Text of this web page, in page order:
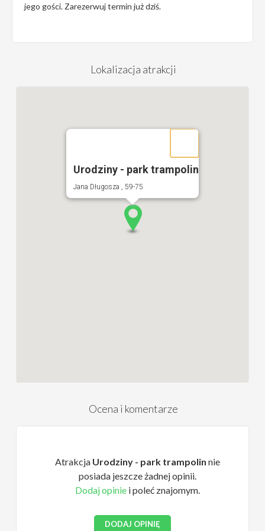
jego gości. Zarezerwuj termin już dziś.
Lokalizacja atrakcji
Urodziny - park trampolin
Jana Długosza , 59-75
Ocena i komentarze
Atrakcja Urodziny - park trampolin nie
posiada jeszcze żadnej opinii.
Dodaj opiniei poleć znajomym.
DODAJ OPINIĘ